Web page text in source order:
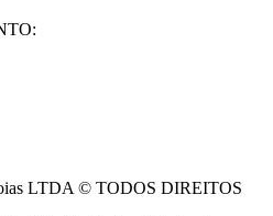
LTDA © TODOS DIREITOS